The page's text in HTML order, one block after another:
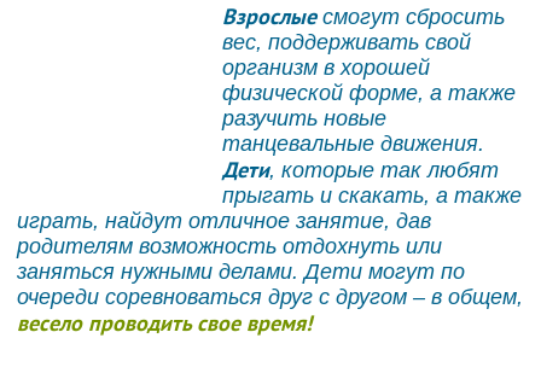
Взрослыесмогут сбросить
вес, поддерживать свой
организм в хорошей
физической форме, а также
разучить новые
танцевальные движения.
Дети, которые так любят
прыгать и скакать, а также
играть, найдут отличное занятие, дав
родителям возможность отдохнуть или
заняться нужными делами. Дети могут по
очереди соревноваться друг с другом – в общем,
весело проводить свое время!